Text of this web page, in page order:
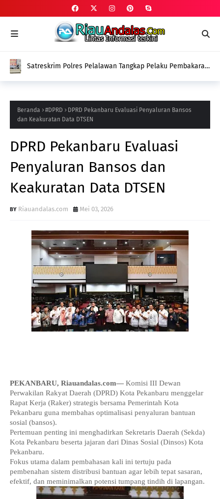
Satreskrim Polres Pelalawan Tangkap Pelaku Pembakaran
Beranda #DPRD
DPRD Pekanbaru Evaluasi Penyaluran Bansos
dan Keakuratan Data DTSEN
DPRD Pekanbaru Evaluasi
Penyaluran Bansos dan
Keakuratan Data DTSEN
Riauandalas.com Mei 03, 2026
PEKANBARU, Riauandalas.com— Komisi III Dewan
Perwakilan Rakyat Daerah (DPRD) Kota Pekanbaru menggelar
Rapat Kerja (Raker) strategis bersama Pemerintah Kota
Pekanbaru guna membahas optimalisasi penyaluran bantuan
sosial (bansos).
Pertemuan penting ini menghadirkan Sekretaris Daerah (Sekda)
Kota Pekanbaru beserta jajaran dari Dinas Sosial (Dinsos) Kota
Pekanbaru.
Fokus utama dalam pembahasan kali ini tertuju pada
pembenahan sistem distribusi bantuan agar lebih tepat sasaran,
efektif, dan meminimalkan potensi tumpang tindih di lapangan.